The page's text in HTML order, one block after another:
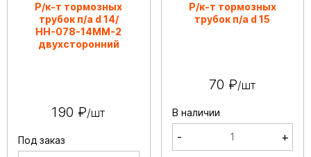
Р/к-т тормозных
трубок п/а d 14/
НН-078-14ММ-2
двухсторонний
190 ₽/шт
Под заказ
Р/к-т тормозных
трубок п/а d 15
70 ₽/шт
В наличии
- +